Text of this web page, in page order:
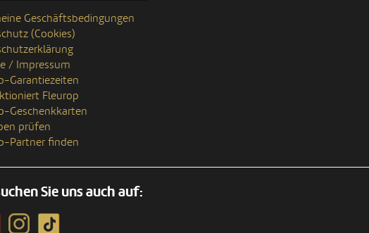
Geschäftsbedingungen
(Cookies)
/ Impressum
Garantiezeiten
Fleurop
Geschenkkarten
prüfen
Partner finden
Sie uns auch auf: